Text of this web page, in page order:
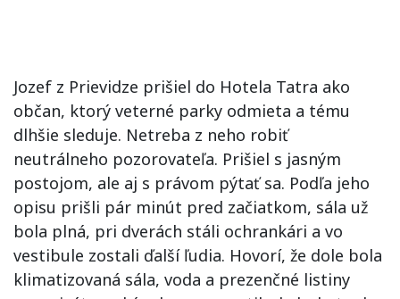
Jozef z Prievidze prišiel do Hotela Tatra ako
občan, ktorý veterné parky odmieta a tému
dlhšie sleduje. Netreba z neho robiť
neutrálneho pozorovateľa. Prišiel s jasným
postojom, ale aj s právom pýtať sa. Podľa jeho
opisu prišli pár minút pred začiatkom, sála už
bola plná, pri dverách stáli ochrankári a vo
vestibule zostali ďalší ľudia. Hovorí, že dole bola
klimatizovaná sála, voda a prezenčné listiny